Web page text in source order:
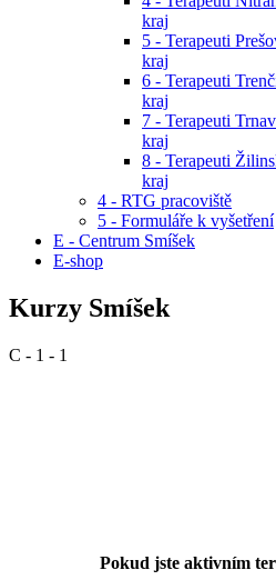
kraj
5 - Terapeuti
kraj
6 - Terapeuti
kraj
7 - Terapeuti
kraj
8 - Terapeuti
kraj
4 - RTG pracoviště
5 - Formuláře k vyšetření
E - Centrum Smíšek
E-shop
Kurzy Smíšek
C - 1 - 1
Pokud jste aktivním